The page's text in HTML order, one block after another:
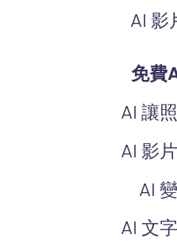
AI 影
免費
AI 讓
AI 影
AI
AI 文